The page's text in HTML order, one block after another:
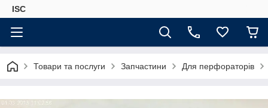
ISC
Товари та послуги Запчастини Для перфораторів